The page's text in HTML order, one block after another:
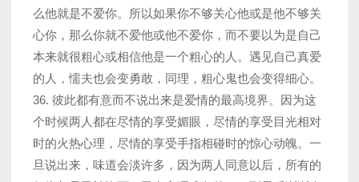
么他就是不爱你。所以如果你不够关心他或是他不够关
心你，那么你就不爱他或他不爱你，而不要以为是自己
本来就很粗心或相信他是一个粗心的人。遇见自己真爱
的人，懦夫也会变勇敢，同理，粗心鬼也会变得细心。
36. 彼此都有意而不说出来是爱情的最高境界。因为这
个时候两人都在尽情的享受媚眼，尽情的享受目光相对
时的火热心理，尽情的享受手指相碰时的惊心动魄。一
旦说出来，味道会淡许多，因为两人同意以后，所有的